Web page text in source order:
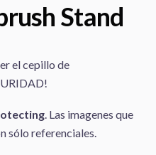
Stand
el cepillo de
. Las imagenes que
sólo referenciales.